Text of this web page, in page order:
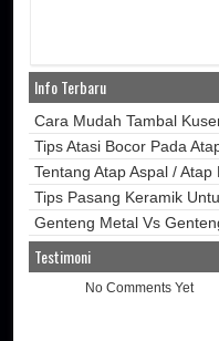
Info Terbaru
Cara Mudah Tambal
Tips Atasi Bocor Pada
Tentang Atap Aspal / Atap
Tips Pasang Keramik
Genteng Metal Vs
Testimoni
No Comments Yet